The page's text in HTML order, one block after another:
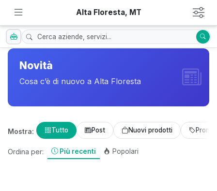
Alta Floresta, MT
Novità
Cosa c’è di nuovo a Alta Floresta
Mostra: Tutto Post Nuovi prodotti
Ordina per: Più recenti Popolari